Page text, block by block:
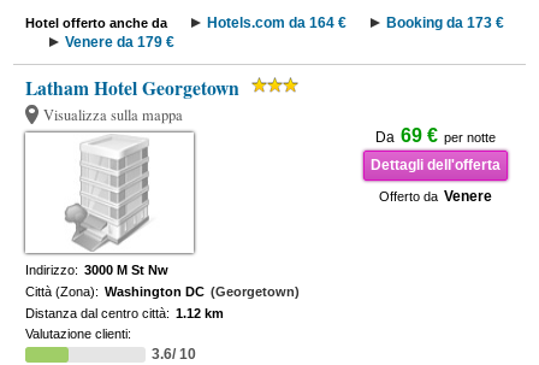
Hotel offerto anche da Hotels.com da 164 €
Booking da 173 €
Venere da 179 €
Latham Hotel Georgetown
Visualizza sulla mappa
Da 69 € per notte
Dettagli dell'offerta
Offerto da Venere
Indirizzo: 3000 M St Nw
Città (Zona): Washington DC (Georgetown)
Distanza dal centro città: 1.12 km
Valutazione clienti:
3.6/ 10